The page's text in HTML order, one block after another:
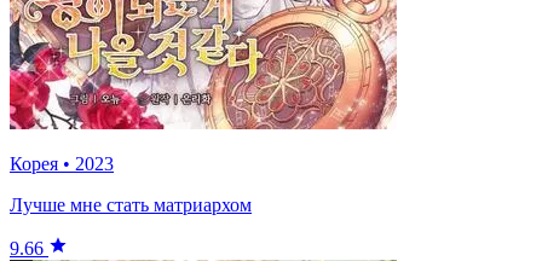
Корея • 2023
Лучше мне стать матриархом
9.66